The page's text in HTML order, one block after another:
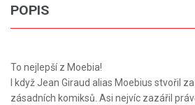
POPIS
To nejlepší z Moebia!
I když Jean Giraud alias Moebius stvořil
zásadních komiksů. Asi nejvíc zazářil